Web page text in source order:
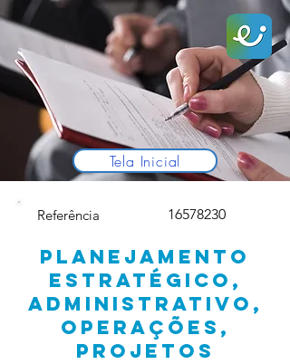
Tela Inicial
Referência 16578230
PLANEJAMENTO
ESTRATÉGICO,
ADMINISTRATIVO,
OPERAÇÕES,
PROJETOS